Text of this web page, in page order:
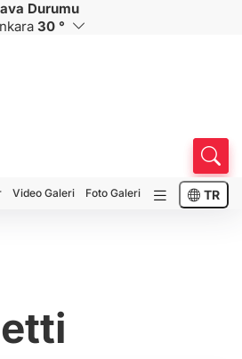
CAD
34,1883
Durumu
30 °
Video Galeri Foto Galeri TR